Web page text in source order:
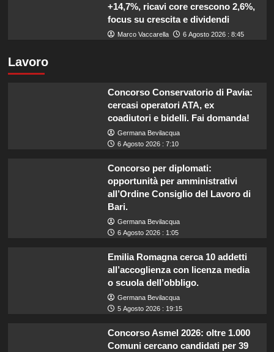
+14,7%, ricavi core crescono 2,6%,
focus su crescita e dividendi
Marco Vaccarella 6 Agosto 2026 : 8:45
Lavoro
Concorso Conservatorio di Pavia:
cercasi operatori ATA, ex
coadiutori e bidelli. Fai domanda!
Germana Bevilacqua
6 Agosto 2026 : 7:10
Concorso per diplomati:
opportunità per amministrativi
all’Ordine Consiglio del Lavoro di
Bari.
Germana Bevilacqua
6 Agosto 2026 : 1:05
Emilia Romagna cerca 10 addetti
all’accoglienza con licenza media
o scuola dell’obbligo.
Germana Bevilacqua
5 Agosto 2026 : 19:15
Concorso Asmel 2026: oltre 1.000
Comuni cercano candidati per 39